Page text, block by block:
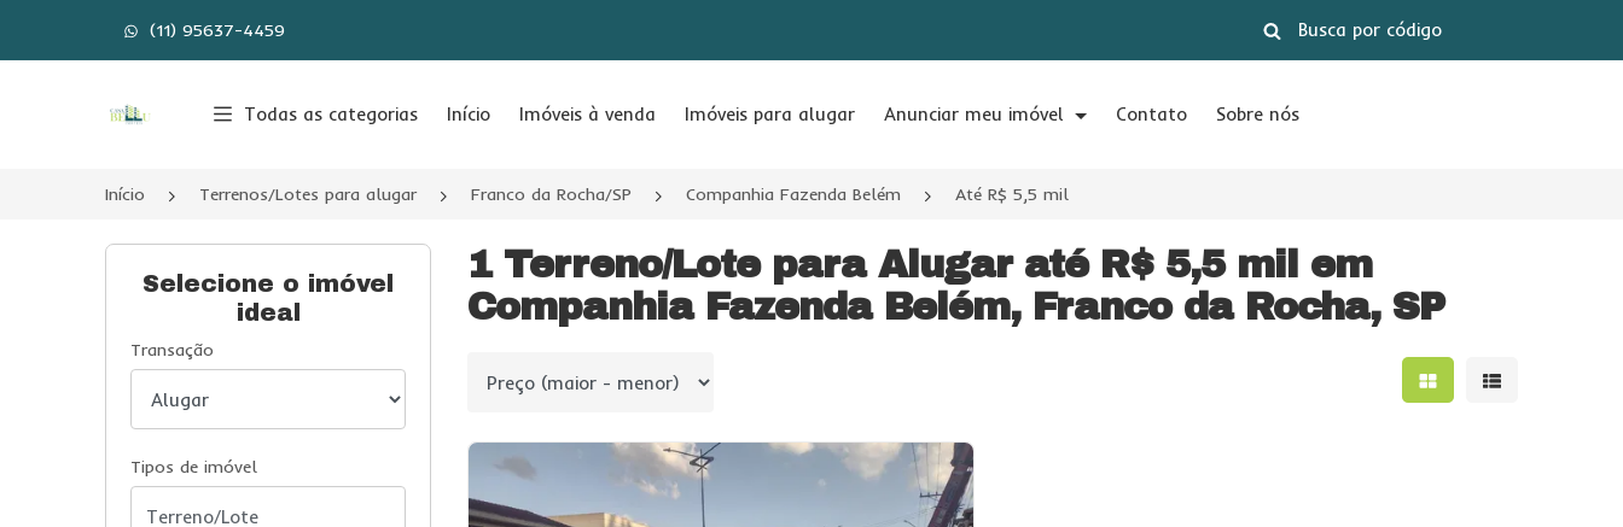
(11) 95637-4459
Página inicial
Todas as categorias Início Imóveis à venda Imóveis para alugar Anunciar meu imóvel Contato Sobre nós
Início Terrenos/Lotes para alugar Franco da Rocha/SP Companhia Fazenda Belém Até R$ 5,5 mil
Selecione o imóvel
ideal
Transação
Tipos de imóvel
1 Terreno/Lote para Alugar até R$ 5,5 mil em
Companhia Fazenda Belém, Franco da Rocha, SP
Ordenar por Mostrar resultados
Mostrar